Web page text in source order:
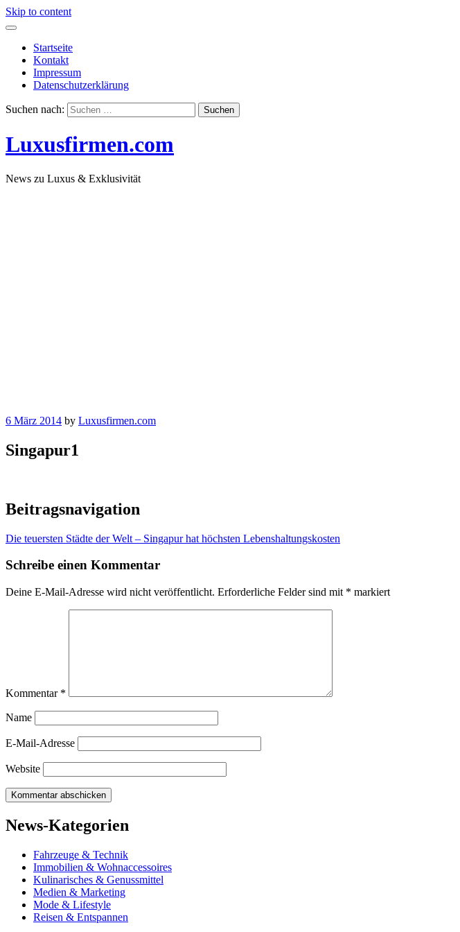
Skip to content
Startseite
Kontakt
Impressum
Datenschutzerklärung
Suchen nach:
Luxusfirmen.com
News zu Luxus & Exklusivität
6 März 2014 by Luxusfirmen.com
Singapur1
Beitragsnavigation
Die teuersten Städte der Welt – Singapur hat höchsten Lebenshaltungskosten
Schreibe einen Kommentar
Deine E-Mail-Adresse wird nicht veröffentlicht. Erforderliche Felder sind mit * markiert
Kommentar *
Name
E-Mail-Adresse
Website
News-Kategorien
Fahrzeuge & Technik
Immobilien & Wohnaccessoires
Kulinarisches & Genussmittel
Medien & Marketing
Mode & Lifestyle
Reisen & Entspannen